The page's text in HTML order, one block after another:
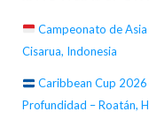
Campeonato de
Cisarua, Indonesia
Caribbean Cup
Profundidad – Roatán,